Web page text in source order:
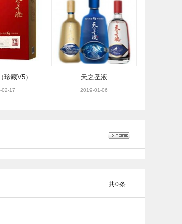
珍藏V5）
02-17
天之圣液
2019-01-06
共0条